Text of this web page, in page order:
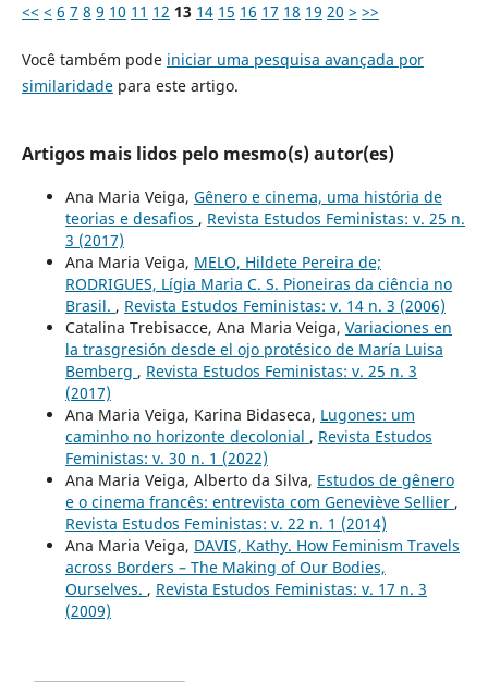
<< < 6 7 8 9 10 11 12 13 14 15 16 17 18 19 20 > >>
Você também pode iniciar uma pesquisa avançada por
similaridadepara este artigo.
Artigos mais lidos pelo mesmo(s) autor(es)
Ana Maria Veiga, Gênero e cinema, uma história de
teorias e desafios , Revista Estudos Feministas: v. 25 n.
3 (2017)
Ana Maria Veiga, MELO, Hildete Pereira de;
RODRIGUES, Lígia Maria C. S. Pioneiras da ciência no
Brasil. , Revista Estudos Feministas: v. 14 n. 3 (2006)
Catalina Trebisacce, Ana Maria Veiga, Variaciones en
la trasgresión desde el ojo protésico de María Luisa
Bemberg , Revista Estudos Feministas: v. 25 n. 3
(2017)
Ana Maria Veiga, Karina Bidaseca, Lugones: um
caminho no horizonte decolonial , Revista Estudos
Feministas: v. 30 n. 1 (2022)
Ana Maria Veiga, Alberto da Silva, Estudos de gênero
e o cinema francês: entrevista com Geneviève Sellier ,
Revista Estudos Feministas: v. 22 n. 1 (2014)
Ana Maria Veiga, DAVIS, Kathy. How Feminism Travels
across Borders – The Making of Our Bodies,
Ourselves. , Revista Estudos Feministas: v. 17 n. 3
(2009)